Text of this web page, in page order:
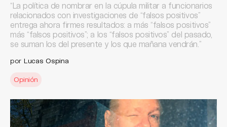
“La política de nombrar en la cúpula militar a funcionarios
relacionados con investigaciones de “falsos positivos”
entrega ahora firmes resultados: a más “falsos positivos”
más “falsos positivos”; a los “falsos positivos” del pasado,
se suman los del presente y los que mañana vendrán.”
por Lucas Ospina
Opinión